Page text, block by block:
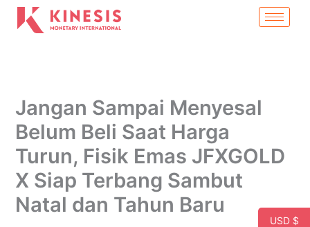
Skip
Jangan Sampai Menyesal
Belum Beli Saat Harga
Turun, Fisik Emas JFXGOLD
X Siap Terbang Sambut
Natal dan Tahun Baru
USD $